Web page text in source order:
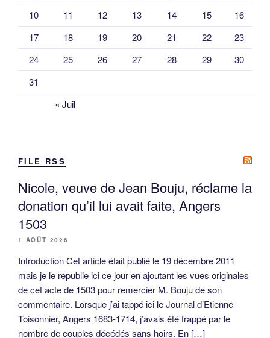
10
11 12 13 14 15
16
17
18 19 20 21 22
23
24
25 26 27 28 29
30
31
« Juil
FILE RSS
Nicole, veuve de Jean Bouju, réclame la
donation qu’il lui avait faite, Angers
1503
1 AOÛT 2026
Introduction Cet article était publié le 19 décembre 2011
mais je le republie ici ce jour en ajoutant les vues originales
de cet acte de 1503 pour remercier M. Bouju de son
commentaire. Lorsque j’ai tappé ici le Journal d’Etienne
Toisonnier, Angers 1683-1714, j’avais été frappé par le
nombre de couples décédés sans hoirs. En […]